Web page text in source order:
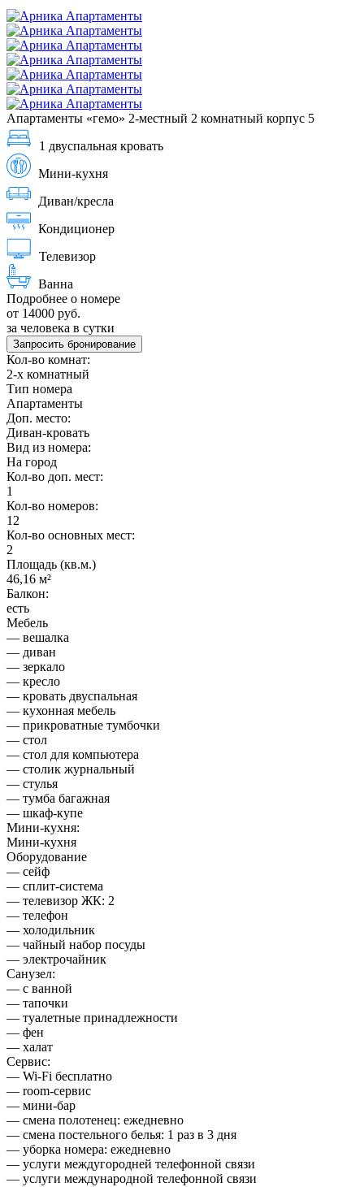
Апартаменты «гемо» 2-местный 2 комнатный корпус 5
1 двуспальная кровать
Мини-кухня
Диван/кресла
Кондиционер
Телевизор
Ванна
Подробнее о номере
от 14000 руб.
за человека в сутки
Запросить бронирование
Кол-во комнат:
2-х комнатный
Тип номера
Апартаменты
Доп. место:
Диван-кровать
Вид из номера:
На город
Кол-во доп. мест:
1
Кол-во номеров:
12
Кол-во основных мест:
2
Площадь (кв.м.)
46,16 м²
Балкон:
есть
Мебель
— вешалка
— диван
— зеркало
— кресло
— кровать двуспальная
— кухонная мебель
— прикроватные тумбочки
— стол
— стол для компьютера
— столик журнальный
— стулья
— тумба багажная
— шкаф-купе
Мини-кухня:
Мини-кухня
Оборудование
— сейф
— сплит-система
— телевизор ЖК: 2
— телефон
— холодильник
— чайный набор посуды
— электрочайник
Санузел:
— с ванной
— тапочки
— туалетные принадлежности
— фен
— халат
Сервис:
— Wi-Fi бесплатно
— room-сервис
— мини-бар
— смена полотенец: ежедневно
— смена постельного белья: 1 раз в 3 дня
— уборка номера: ежедневно
— услуги междугородней телефонной связи
— услуги международной телефонной связи